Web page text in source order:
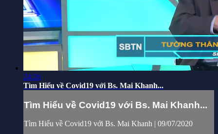
24:26
Tìm Hiểu về Covid19 với Bs. Mai Khanh...
Tìm Hiểu về Covid19 với Bs. Mai Khanh...
Tìm Hiểu về Covid19 với Bs. Mai Khanh | 09/07/2020